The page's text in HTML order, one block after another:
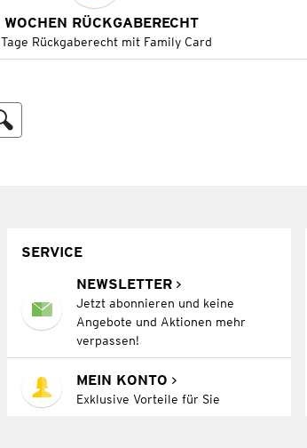
RÜCKGABERECHT
Rückgaberecht mit Family Card
SERVICE
NEWSLETTER
Jetzt abonnieren und keine
Angebote und Aktionen mehr
verpassen!
MEIN KONTO
Exklusive Vorteile für Sie